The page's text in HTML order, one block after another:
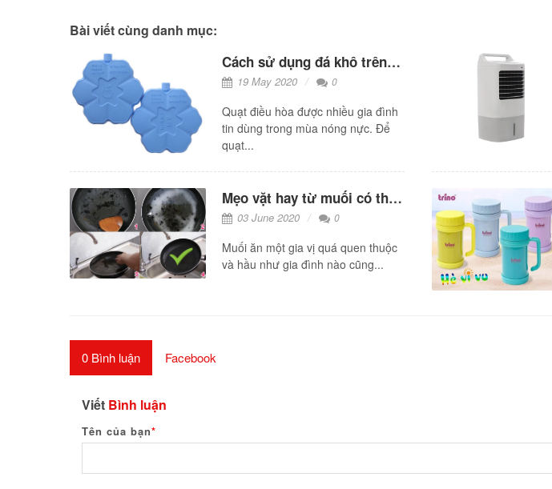
Bài viết cùng danh mục:
Cách sử dụng đá khô trên quạt điều hòa đúng cách, hiệu quả
19 May 2020 0
Quạt điều hòa được nhiều gia đình
tin dùng trong mùa nóng nực. Để
quạt...
Mẹo vặt hay từ muối có thể bạn chưa biết?
03 June 2020 0
Muối ăn một gia vị quá quen thuộc
và hầu như gia đình nào cũng...
0 Bình luận Facebook
Viết Bình luận
Tên của bạn*